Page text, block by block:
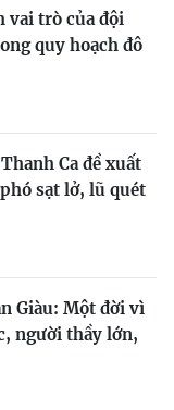
vai trò của đội
quy hoạch đô
Ca đề xuất
sạt lở, lũ quét
Giàu: Một đời vì
người thầy lớn,